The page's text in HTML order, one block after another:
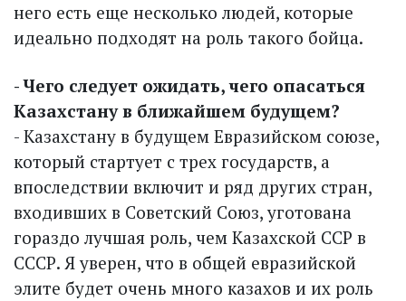
него есть еще несколько людей, которые
идеально подходят на роль такого бойца.
- Чего следует ожидать, чего опасаться
Казахстану в ближайшем будущем?
- Казахстану в будущем Евразийском союзе,
который стартует с трех государств, а
впоследствии включит и ряд других стран,
входивших в Советский Союз, уготована
гораздо лучшая роль, чем Казахской ССР в
СССР. Я уверен, что в общей евразийской
элите будет очень много казахов и их роль